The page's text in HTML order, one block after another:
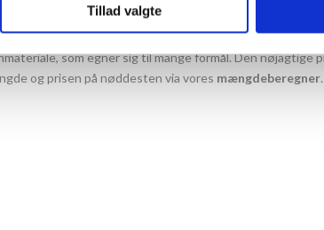
Tillad valgte
koster nøddesten?
som egner sig til mange formål. Den nøjagtige
og prisen på nøddesten via vores mængdeberegner.